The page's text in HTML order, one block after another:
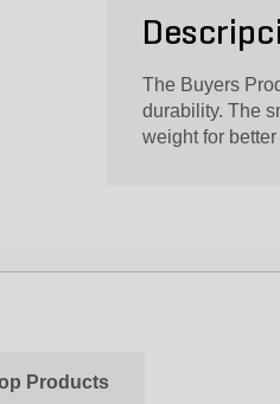
The Buyers
durability. The
weight for
Products